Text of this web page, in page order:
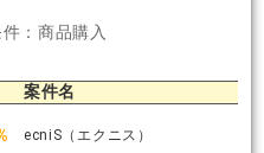
：商品購入
案件名
ecniS（エクニス）